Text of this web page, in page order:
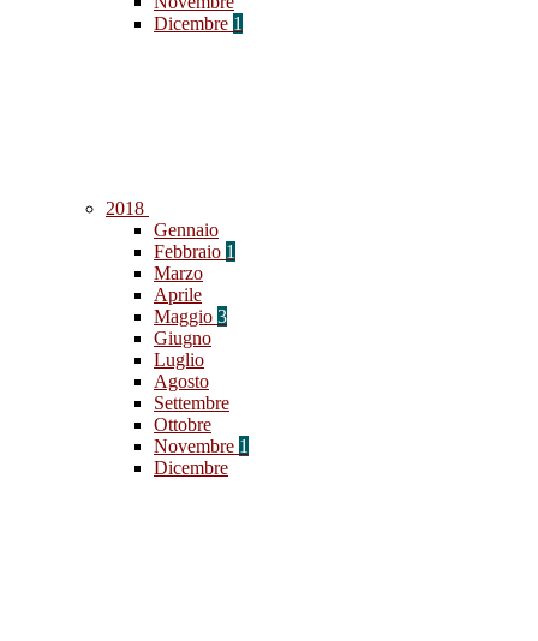
Dicembre 1
2018
Gennaio
Febbraio 1
Marzo
Aprile
Maggio 3
Giugno
Luglio
Agosto
Settembre
Ottobre
Novembre 1
Dicembre